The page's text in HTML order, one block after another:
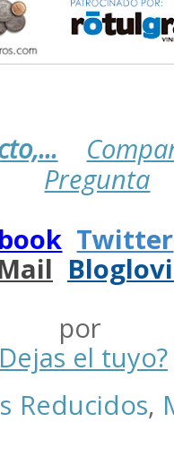
Pregunta
Twitter
por
el tuyo?
Reducidos,